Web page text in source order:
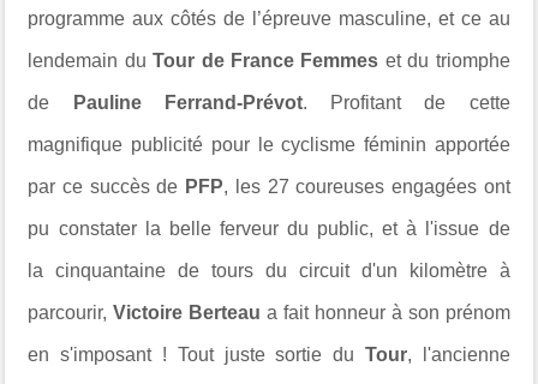
programmeaux côtés de l’épreuve masculine, et ce au
lendemain duTour de France Femmes et du triomphe
de Pauline Ferrand-Prévot. Profitant de cette
magnifique publicité pour le cyclisme féminin apportée
par ce succès de PFP, les 27 coureuses engagées ont
pu constater la belle ferveur du public, et à l'issue de
lacinquantaine de tours du circuit d'un kilomètre à
parcourir, Victoire Berteau a fait honneur à son prénom
en s'imposant ! Tout juste sortie du Tour, l'ancienne